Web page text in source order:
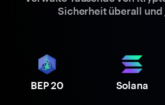
Sicherheit überall
BEP 20 Solana